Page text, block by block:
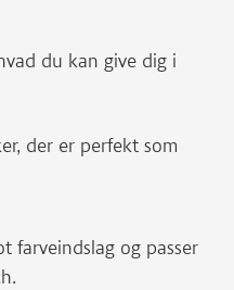
du kan give dig i
der er perfekt som
farveindslag og passer